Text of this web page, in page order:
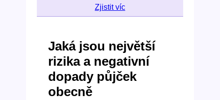
Zjistit víc
Jaká jsou největší
rizika a negativní
dopady půjček
obecně